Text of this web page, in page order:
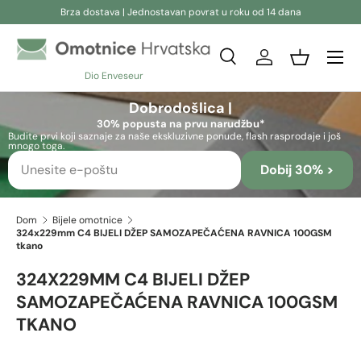
Brza dostava | Jednostavan povrat u roku od 14 dana
Dio Enveseur
Pretraživanje
Pretraživanje
Pretraživanje
PrijavaKošara
Dobrodošlica |
30% popusta na prvu narudžbu*
Budite prvi koji saznaje za naše ekskluzivne ponude, flash rasprodaje i još
mnogo toga.
Dobij 30% >
Dom
Bijele omotnice
324x229mm C4 BIJELI DŽEP SAMOZAPEČAĆENA RAVNICA 100GSM
tkano
324X229MM C4 BIJELI DŽEP
SAMOZAPEČAĆENA RAVNICA 100GSM
TKANO